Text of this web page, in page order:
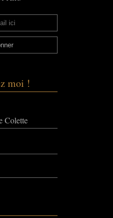
moi !
Colette